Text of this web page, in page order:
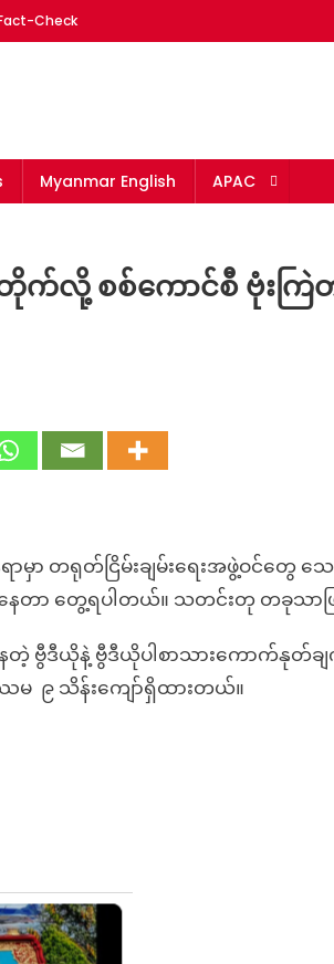
Check
Myanmar English APAC
တိုက်လို့ စစ်ကောင်စီ ဗုံးက
ာမှာ တရုတ်ငြိမ်းချမ်းရေးအဖွဲ့ဝင်တွ
နေတာ တွေ့ရပါတယ်။ သတင်းတု တခုသာ
နေတဲ့ ဗွီဒီယိုနဲ့ ဗွီဒီယိုပါစာသားကောက်နုတ်
မ ၉ သိန်းကျော်ရှိထားတယ်။